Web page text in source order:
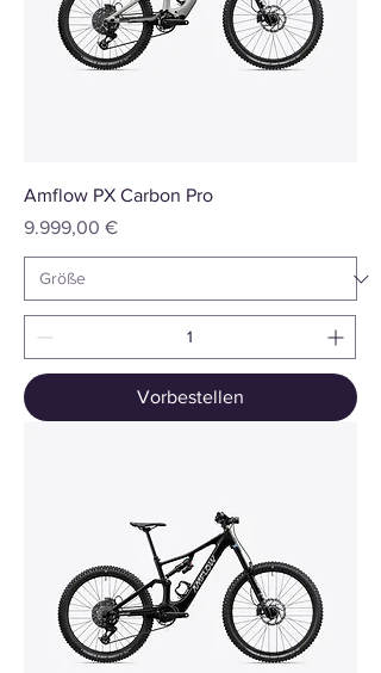
Amflow PX Carbon Pro
Preis
9.999,00 €
Vorbestellen